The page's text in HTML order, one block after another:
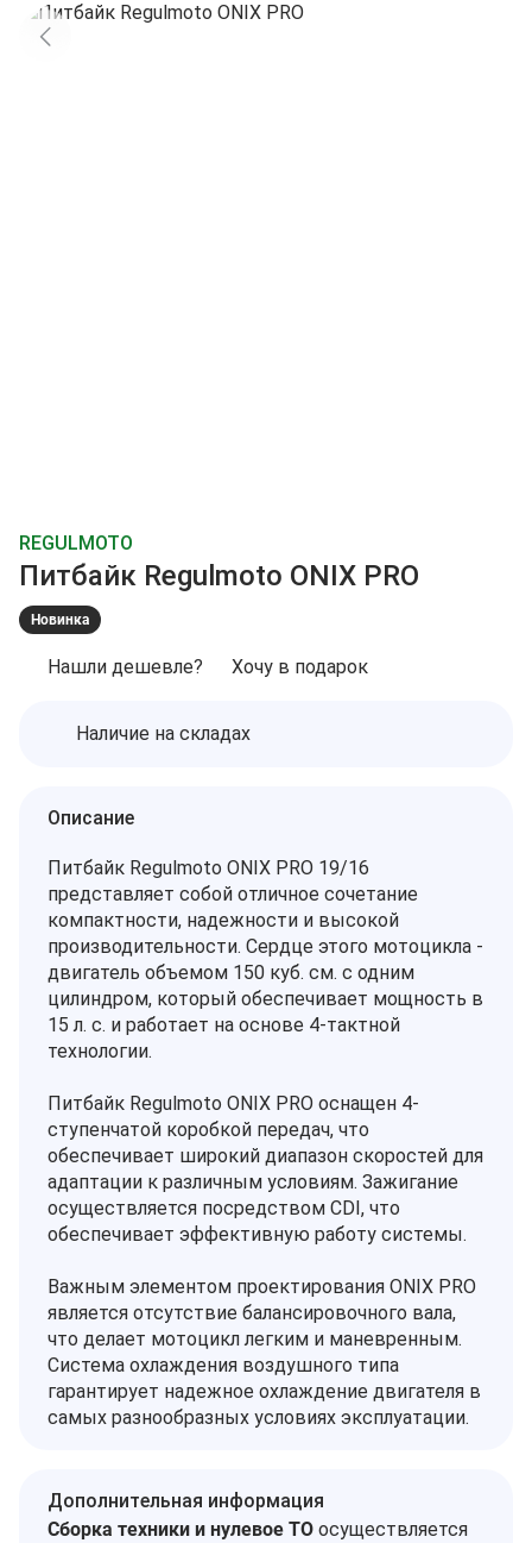
REGULMOTO
Питбайк Regulmoto ONIX PRO
Новинка
Нашли дешевле? Хочу в подарок
Наличие на складах
Описание
Питбайк Regulmoto ONIX PRO 19/16
представляет собой отличное сочетание
компактности, надежности и высокой
производительности. Сердце этого мотоцикла -
двигатель объемом 150 куб. см. с одним
цилиндром, который обеспечивает мощность в
15 л. с. и работает на основе 4-тактной
технологии.
Питбайк Regulmoto ONIX PRO оснащен 4-
ступенчатой коробкой передач, что
обеспечивает широкий диапазон скоростей для
адаптации к различным условиям. Зажигание
осуществляется посредством CDI, что
обеспечивает эффективную работу системы.
Важным элементом проектирования ONIX PRO
является отсутствие балансировочного вала,
что делает мотоцикл легким и маневренным.
Система охлаждения воздушного типа
гарантирует надежное охлаждение двигателя в
самых разнообразных условиях эксплуатации.
Дополнительная информация
Сборка техники и нулевое ТО осуществляется